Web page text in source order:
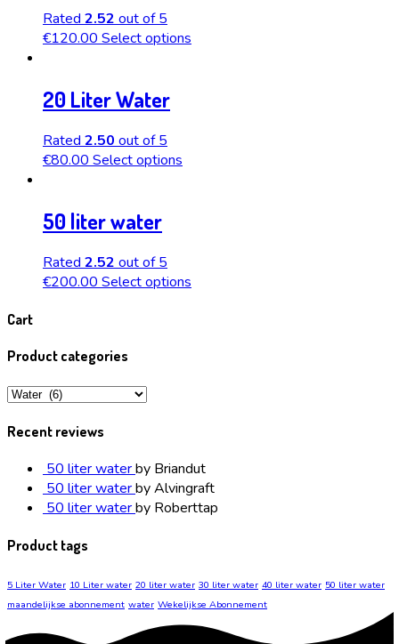
Rated 2.52 out of 5
€120.00 Select options
20 Liter Water
Rated 2.50 out of 5
€80.00 Select options
50 liter water
Rated 2.52 out of 5
€200.00 Select options
Cart
Product categories
Recent reviews
50 liter waterby Briandut
50 liter waterby Alvingraft
50 liter waterby Roberttap
Product tags
5 Liter Water 10 Liter water 20 liter water 30 liter water 40 liter water 50 liter water
maandelijkse abonnement water Wekelijkse Abonnement